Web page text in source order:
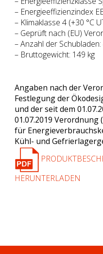
– Energieeffizienzindex
– Klimaklasse 4 (+30 °C
– Geprüft nach (EU)
– Anzahl der Schubladen:
– Bruttogewicht: 149 kg
Angaben nach der
Festlegung der
und der seit dem
01.07.2019 Verordnung
für
Kühl- und
HERUNTERLADEN